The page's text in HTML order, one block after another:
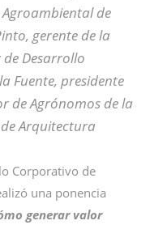
de
gerente de la
de Desarrollo
Fuente, presidente
de Agrónomos de la
de Arquitectura
Corporativo de
una ponencia
generar valor